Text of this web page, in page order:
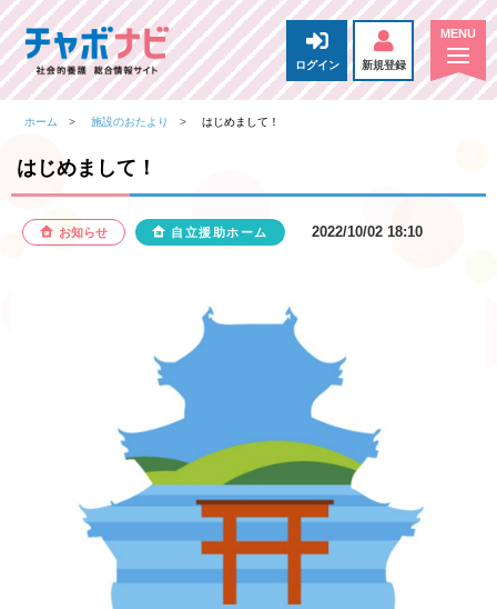
ログイン 新規登録
ホーム 施設のおたより はじめまして！
はじめまして！
お知らせ 自立援助ホーム 2022/10/02 18:10